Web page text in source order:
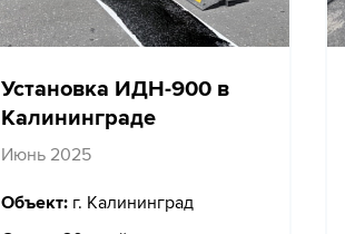
Установка ИДН-900 в
Калининграде
Июнь 2025
Объект: г. Калининград